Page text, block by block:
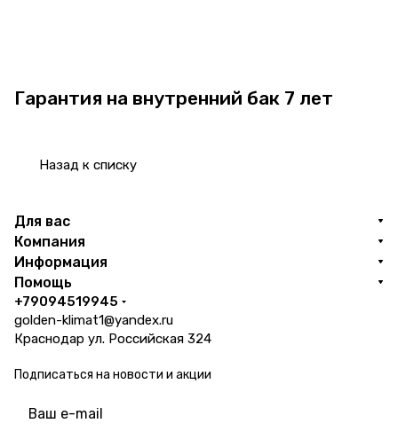
Гарантия на внутренний бак 7 лет
Назад к списку
Для вас
Компания
Информация
Помощь
+79094519945
golden-klimat1@yandex.ru
Краснодар ул. Российская 324
Подписаться на новости и акции